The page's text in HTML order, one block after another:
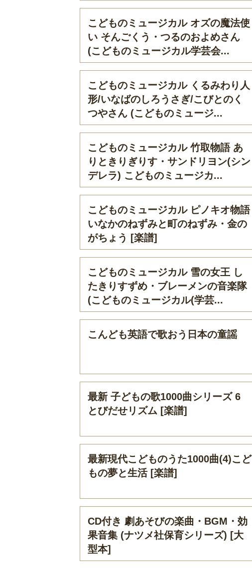
こどものミュージカル オズの魔法使
い そんごくう・つるのおよめさん
(こどものミュージカル学芸会...
こどものミュージカル くるみわり人
形/いなばのしろうさぎ/こびとのく
つやさん (こどものミュージ...
こどものミュージカル 竹取物語 あ
りときりぎりす・サンドリヨン(シン
デレラ) こどものミュージカ...
こどものミュージカル ピノキオ物語
いなかのねずみと町のねずみ・金の
がちょう [楽譜]
こどものミュージカル 雪の女王 し
たきりすずめ・ブレーメンの音楽隊
(こどものミュージカル(学芸...
こんども英語で歌おう日本の童謡
最新 子どもの歌1000曲シリーズ 6
とびだせリズム [楽譜]
最新現代こどものうた1000曲(4)こど
もの夢と生活 [楽譜]
CD付き 劇あそびの楽曲・BGM・効
果音集 (ナツメ社保育シリーズ) [大
型本]